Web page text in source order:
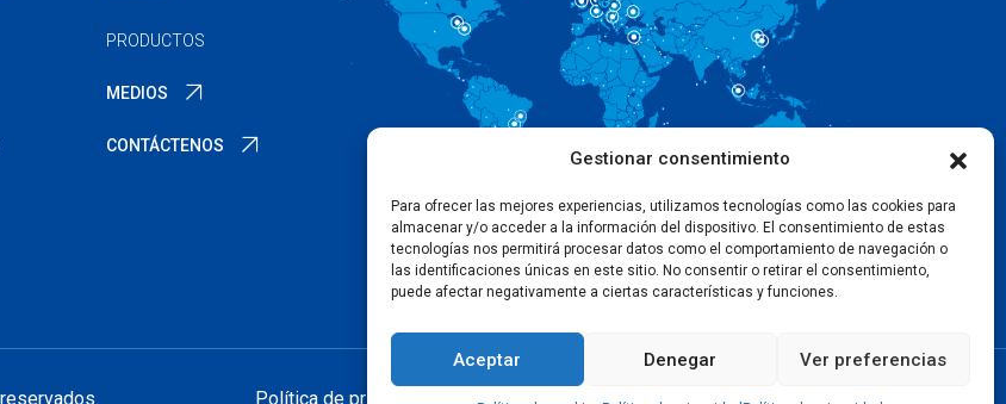
Gestionar consentimiento
Para ofrecer las mejores experiencias, utilizamos tecnologías como las cookies para
almacenar y/o acceder a la información del dispositivo. El consentimiento de estas
tecnologías nos permitirá procesar datos como el comportamiento de navegación o
las identificaciones únicas en este sitio. No consentir o retirar el consentimiento,
puede afectar negativamente a ciertas características y funciones.
Aceptar Denegar Ver preferencias
PRODUCTOS
MEDIOS
CONTÁCTENOS
Política de privacidad Acuerdo de licencia Política de cookies